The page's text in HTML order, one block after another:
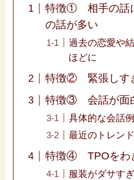
特徴① 相手の話
の話が多い
過去の恋愛や
ほどに
特徴② 緊張しす
特徴③ 会話が面
具体的な会話例
最近のトレン
特徴④ TPOをわ
服装がダサす